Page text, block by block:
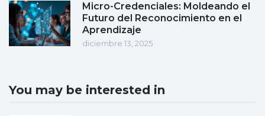
Micro-Credenciales: Moldeando el
Futuro del Reconocimiento en el
Aprendizaje
diciembre 13, 2025
You may be interested in